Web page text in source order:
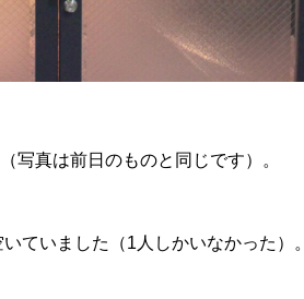
写真は前日のものと同じです）。
ていました（1人しかいなかった）。